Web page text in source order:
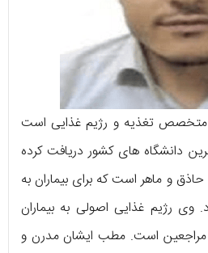
متخصص تغذیه و رژیم غذایی است
دانشگاه های کشور دریافت کرده
و ماهر است که برای بیماران به
وی رژیم غذایی اصولی به بیماران
مراجعین است. مطب ایشان مدرن و